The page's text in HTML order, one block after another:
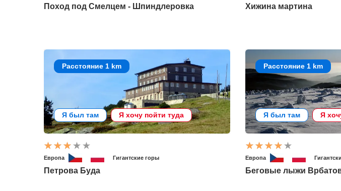
Поход под Смелцем - Шпиндлеровка Хижина мартина
Расстояние 1 km
Я был там Я хочу пойти туда
Европа Гигантские горы
Петрова Буда
Расстояние 1 km
Я был там Я
Европа
Беговые лыжи